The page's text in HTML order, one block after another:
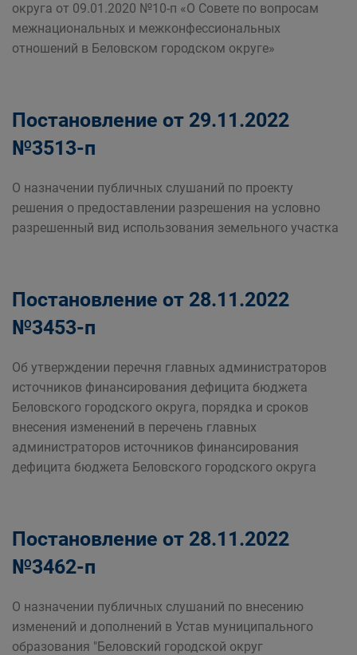
округа от 09.01.2020 №10-п «О Совете по вопросам
межнациональных и межконфессиональных
отношений в Беловском городском округе»
Постановление от 29.11.2022
№3513-п
О назначении публичных слушаний по проекту
решения о предоставлении разрешения на условно
разрешенный вид использования земельного участка
Постановление от 28.11.2022
№3453-п
Об утверждении перечня главных администраторов
источников финансирования дефицита бюджета
Беловского городского округа, порядка и сроков
внесения изменений в перечень главных
администраторов источников финансирования
дефицита бюджета Беловского городского округа
Постановление от 28.11.2022
№3462-п
О назначении публичных слушаний по внесению
изменений и дополнений в Устав муниципального
образования "Беловский городской округ